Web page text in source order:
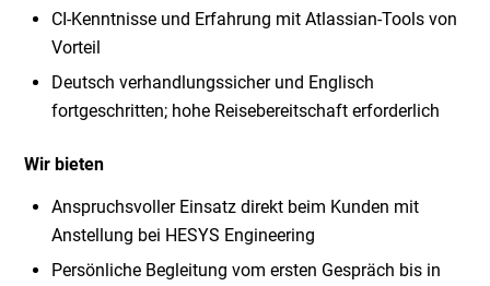
CI-Kenntnisse und Erfahrung mit Atlassian-Tools von
Vorteil
Deutsch verhandlungssicher und Englisch
fortgeschritten; hohe Reisebereitschaft erforderlich
Wir bieten
Anspruchsvoller Einsatz direkt beim Kunden mit
Anstellung bei HESYS Engineering
Persönliche Begleitung vom ersten Gespräch bis in